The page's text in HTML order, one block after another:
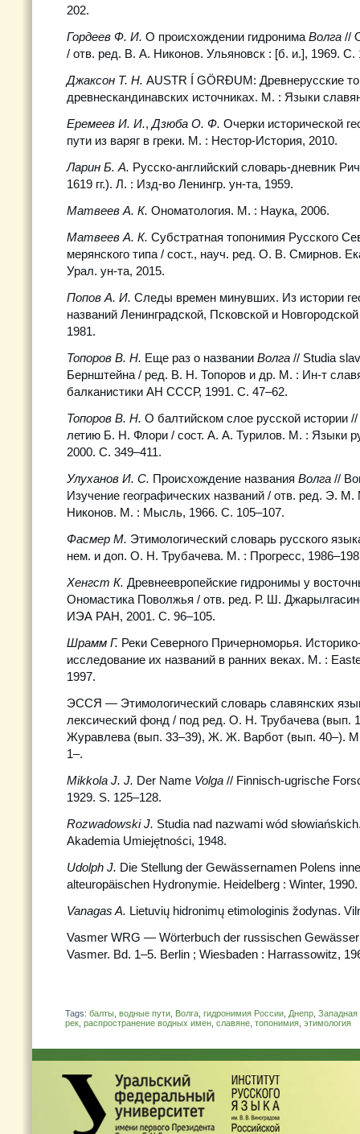
202.
Гордеев Ф. И. О происхождении гидронима Волга //
/ отв. ред. В. А. Никонов. Ульяновск : [б. и.], 1969. С.
Джаксон Т. Н. AUSTR Í GÖRĐUM: Древнерусские
древнескандинавских источниках. М. : Языки
Еремеев И. И.,Дзюба О. Ф. Очерки исторической
пути из варяг в греки. М. : Нестор-История, 2010.
Ларин Б. А. Русско-английский словарь-дневник
1619 гг.). Л. : Изд-во Ленингр. ун-та, 1959.
Матвеев А. К. Ономатология. М. : Наука, 2006.
Матвеев А. К. Субстратная топонимия Русского
мерянского типа / сост., науч. ред. О. В. Смирнов.
Урал. ун-та, 2015.
Попов А. И. Следы времен минувших. Из истории
названий Ленинградской, Псковской и
1981.
Топоров В. Н. Еще раз о названии Волга // Studia
Бернштейна / ред. В. Н. Топоров и др. М. : Ин-т
балканистики АН СССР, 1991. С. 47–62.
Топоров В. Н. О балтийском слое русской истории
летию Б. Н. Флори / сост. А. А. Турилов. М. : Языки
2000. С. 349–411.
Улуханов И. С. Происхождение названия Волга //
Изучение географических названий / отв. ред. Э.
Никонов. М. : Мысль, 1966. С. 105–107.
Фасмер М. Этимологический словарь русского
нем. и доп. О. Н. Трубачева. М. : Прогресс,
Хенгст К. Древнеевропейские гидронимы у
Ономастика Поволжья / отв. ред. Р. Ш.
ИЭА РАН, 2001. С. 96–105.
Шрамм Г. Реки Северного Причерноморья.
исследование их названий в ранних веках. М. :
1997.
ЭССЯ — Этимологический словарь славянских
лексический фонд / под ред. О. Н. Трубачева (вып.
Журавлева (вып. 33–39), Ж. Ж. Варбот (вып. 40–).
1–.
Mikkola J. J. Der Name Volga // Finnisch-ugrische
1929. S. 125–128.
Rozwadowski J. Studia nad nazwami wód
Akademia Umiejętności, 1948.
Udolph J. Die Stellung der Gewässernamen Polens
alteuropäischen Hydronymie. Heidelberg : Winter, 1990.
Vanagas A. Lietuvių hidronimų etimologinis žodynas.
Vasmer WRG — Wörterbuch der russischen
Vasmer. Bd. 1–5. Berlin ; Wiesbaden : Harrassowitz,
Tags: балты водные пути Волга гидронимия России Днепр Западная
рек распространение водных имен славяне топонимия этимология